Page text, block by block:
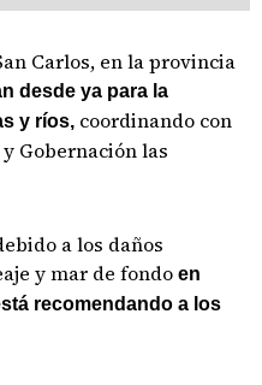
Carlos, en la provincia
desde ya para la
y ríos, coordinando con
Gobernación las
a los daños
y mar de fondo en
recomendando a los